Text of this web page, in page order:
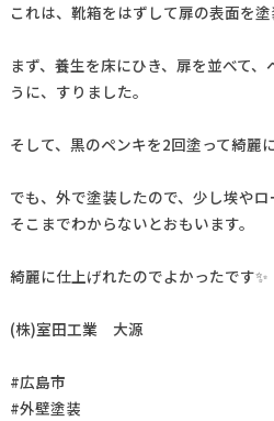
これは、靴箱をはずして扉の表面を
まず、養生を床にひき、扉を並べて
うに、すりました。
そして、黒のペンキを2回塗って綺麗
でも、外で塗装したので、少し埃やロ
そこまでわからないとおもいます。
綺麗に仕上げれたのでよかったです✨
(株)室田工業 大源
#広島市
#外壁塗装